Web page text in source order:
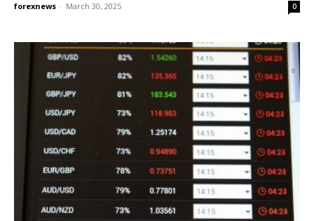
forexnews - March 30, 2025 0